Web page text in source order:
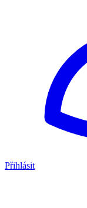
Přihlásit